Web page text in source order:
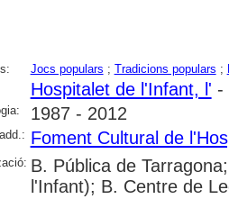
Jocs populars ; Tradicions populars ;
Hospitalet de l'Infant, l' -
1987 - 2012
Foment Cultural de
B. Pública de
l'Infant); B. Centre de